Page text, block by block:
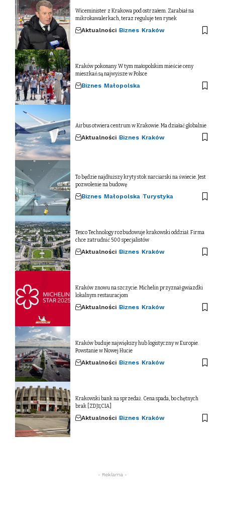
Wiceminister z Krakowa pod ostrzałem. Zarabiał na
mikrokawalerkach, teraz reguluje ten rynek
Aktualności Biznes Kraków
Kraków pokonany. W tym małopolskim mieście ceny
mieszkań są najwyższe w Polsce
Biznes Małopolska
Airbus otwiera centrum w Krakowie. Ma działać globalnie
Aktualności Biznes Kraków
To będzie najdłuższy kryty stok narciarski na świecie. Jest
pozwolenie na budowę
Biznes Małopolska Turystyka
Tesco Technology rozbudowuje krakowski oddział. Firma
chce zatrudnić 500 specjalistów
Aktualności Biznes Kraków
Kraków znowu na szczycie. Michelin przyznał gwiazdki
lokalnym restauracjom
Aktualności Biznes Kraków
Kraków buduje największy hub logistyczny w Europie.
Powstanie w Nowej Hucie
Aktualności Biznes Kraków
Krakowski bank na sprzedaż. Cena spada, bo chętnych
brak [ZDJĘCIA]
Aktualności Biznes Kraków
- Reklama -